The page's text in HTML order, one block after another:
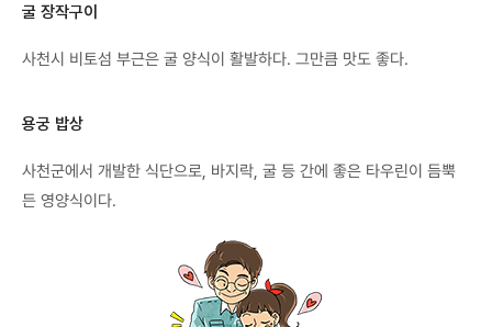
굴 장작구이
사천시 비토섬 부근은 굴 양식이 활발하다. 그만큼 맛도 좋다.
용궁 밥상
사천군에서 개발한 식단으로, 바지락, 굴 등 간에 좋은 타우린이 듬뿍
든 영양식이다.